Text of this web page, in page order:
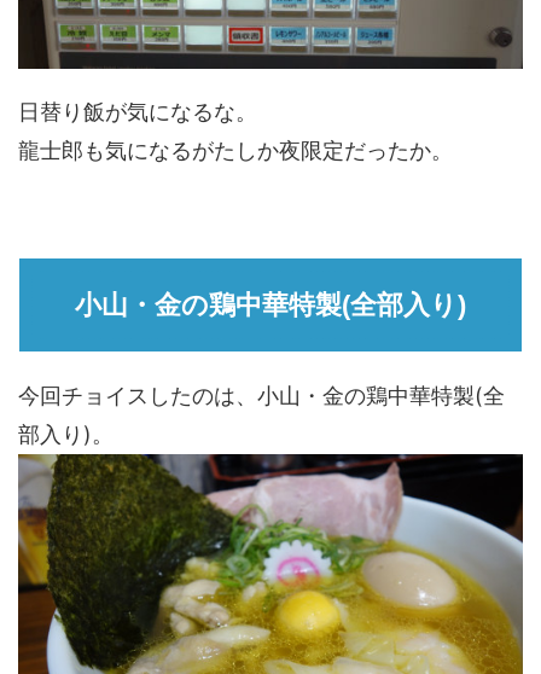
日替り飯が気になるな。
龍士郎も気になるがたしか夜限定だったか。
小山・金の鶏中華特製(全部入り)
今回チョイスしたのは、小山・金の鶏中華特製(全
部入り)。